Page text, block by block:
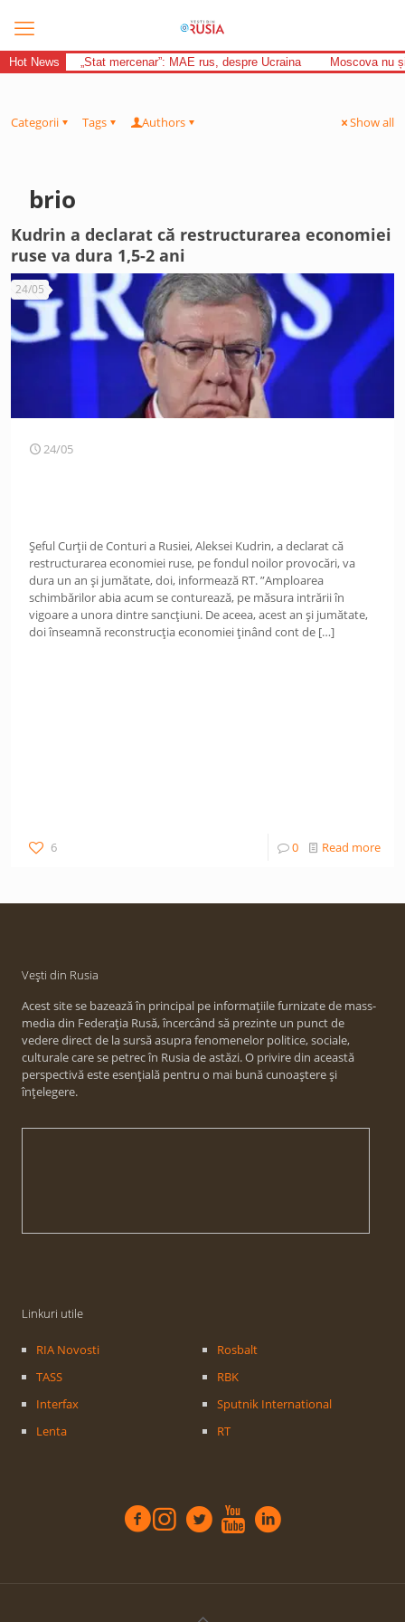
Hot News „Stat mercenar”: MAE rus, despre Ucraina Moscova nu
Categorii Tags Authors Show all
brio
Kudrin a declarat că restructurarea economiei
ruse va dura 1,5-2 ani
24/05
24/05
Șeful Curții de Conturi a Rusiei, Aleksei Kudrin, a declarat că
restructurarea economiei ruse, pe fondul noilor provocări, va
dura un an și jumătate, doi, informează RT. ”Amploarea
schimbărilor abia acum se conturează, pe măsura intrării în
vigoare a unora dintre sancțiuni. De aceea, acest an și jumătate,
doi înseamnă reconstrucția economiei ținând cont de […]
6 0 Read more
Vești din Rusia
Acest site se bazează în principal pe informațiile furnizate de mass-
media din Federația Rusă, încercând să prezinte un punct de
vedere direct de la sursă asupra fenomenelor politice, sociale,
culturale care se petrec în Rusia de astăzi. O privire din această
perspectivă este esențială pentru o mai bună cunoaștere și
înțelegere.
Linkuri utile
RIA Novosti
TASS
Interfax
Lenta
Rosbalt
RBK
Sputnik International
RT